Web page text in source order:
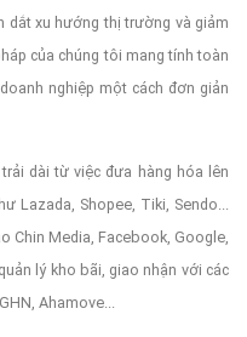
dắt xu hướng thị trường và giảm
của chúng tôi mang tính toàn
nghiệp một cách đơn giản
dài từ việc đưa hàng hóa lên
Lazada, Shopee, Tiki, Sendo...
Chin Media, Facebook, Google,
lý kho bãi, giao nhận với các
Ahamove...